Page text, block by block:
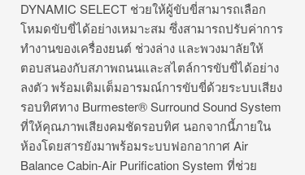
DYNAMIC SELECT ช่วยให้ผู้ขับขี่สามารถเลือก
โหมดขับขี่ได้อย่างเหมาะสม ซึ่งสามารถปรับค่าการ
ทำงานของเครื่องยนต์ ช่วงล่าง และพวงมาลัยให้
ตอบสนองกับสภาพถนนและสไตล์การขับขี่ได้อย่าง
ลงตัว พร้อมเติมเต็มอารมณ์การขับขี่ด้วยระบบเสียง
รอบทิศทาง Burmester® Surround Sound System
ที่ให้คุณภาพเสียงคมชัดรอบทิศ นอกจากนี้ภายใน
ห้องโดยสารยังมาพร้อมระบบฟอกอากาศ Air
Balance Cabin-Air Purification System ที่ช่วย